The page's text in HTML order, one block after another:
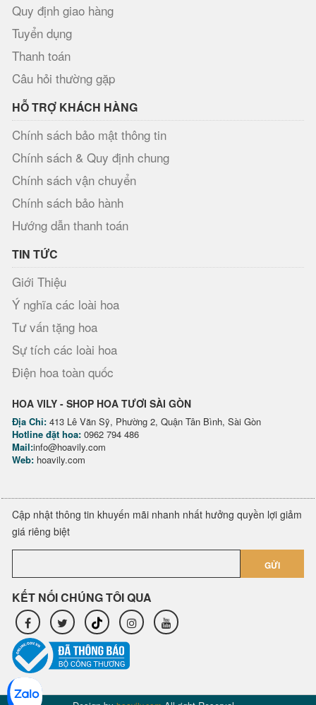
Quy định giao hàng
Tuyển dụng
Thanh toán
Câu hỏi thường gặp
HỖ TRỢ KHÁCH HÀNG
Chính sách bảo mật thông tin
Chính sách & Quy định chung
Chính sách vận chuyển
Chính sách bảo hành
Hướng dẫn thanh toán
TIN TỨC
Giới Thiệu
Ý nghĩa các loài hoa
Tư vấn tặng hoa
Sự tích các loài hoa
Điện hoa toàn quốc
HOA VILY - SHOP HOA TƯƠI SÀI GÒN
Địa Chỉ: 413 Lê Văn Sỹ, Phường 2, Quận Tân Bình, Sài Gòn
Hotline đặt hoa: 0962 794 486
Mail:info@hoavily.com
Web: hoavily.com
Cập nhật thông tin khuyến mãi nhanh nhất hưởng quyền lợi giảm
giá riêng biệt
GỬI
KẾT NỐI CHÚNG TÔI QUA